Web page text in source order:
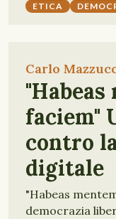
ETICA
Carlo
"Habeas
faciem"
contro
digitale
"Habeas
democrazia